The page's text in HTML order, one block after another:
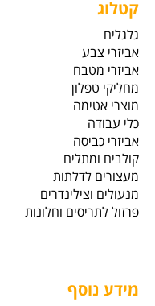
קטלוג
גלגלים
אביזרי צבע
אביזרי מטבח
מחליקי טפלון
מוצרי אטימה
כלי עבודה
אביזרי כביסה
קולבים ומתלים
מעצורים לדלתות
מנעולים וצילינדרים
פרזול לתריסים וחלונות
מידע נוסף